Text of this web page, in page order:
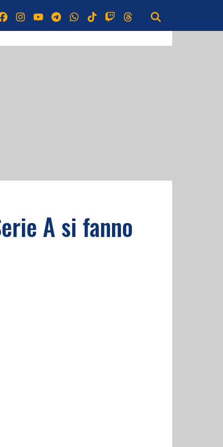
A si fanno